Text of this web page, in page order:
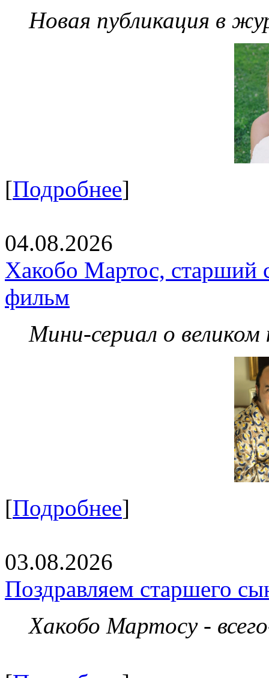
Новая публикация в
[Подробнее]
04.08.2026
Хакобо Мартос, старший
фильм
Мини-сериал о великом
[Подробнее]
03.08.2026
Поздравляем старшего
Хакобо Мартосу -